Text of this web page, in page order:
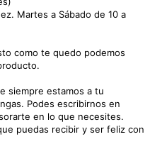
Martes a Sábado de 10 a
como te quedo podemos
siempre estamos a tu
Podes escribirnos en
en lo que necesites.
puedas recibir y ser feliz con